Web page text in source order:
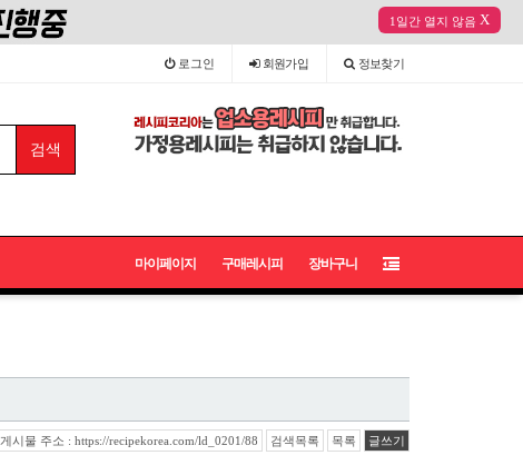
1일간 열지 않음 X
로그인 회원가입 정보찾기
마이페이지 구매레시피 장바구니
게시물 주소 : https://recipekorea.com/ld_0201/88 검색목록 목록 글쓰기